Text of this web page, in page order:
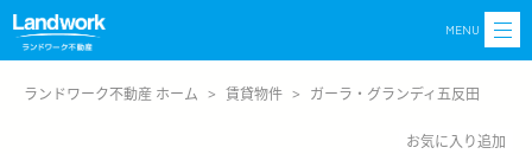
MENU
ランドワーク不動産 ホーム > 賃貸物件 > ガーラ・グランディ五反田
お気に入り追加